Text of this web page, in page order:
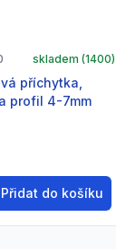
skladem (1400)
profil 4-7mm
Přidat do košíku